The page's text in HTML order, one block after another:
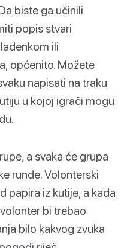
biste ga učinili
popis stvari
ili
općenito. Možete
napisati na traku
u kojoj igrači mogu
a svaka će grupa
runde. Volonterski
papira iz kutije, a kada
bi trebao
bilo kakvog zvuka